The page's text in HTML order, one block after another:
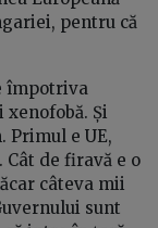
pentru că
împotriva
Și
Primul e UE,
de firavă e o
câteva mii
sunt